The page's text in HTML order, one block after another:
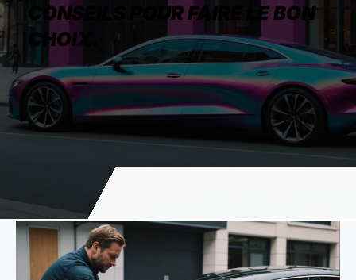
CONSEILS POUR FAIRE LE BON
CHOIX.